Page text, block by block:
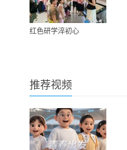
红色研学淬初心
推荐视频